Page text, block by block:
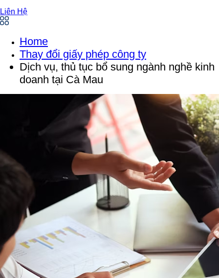
Liên Hệ
Home
Thay đổi giấy phép công ty
Dịch vụ, thủ tục bổ sung ngành nghề kinh
doanh tại Cà Mau